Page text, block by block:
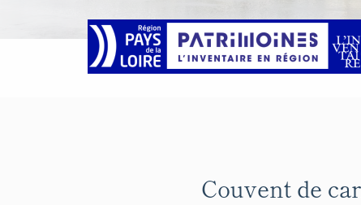
Couvent de